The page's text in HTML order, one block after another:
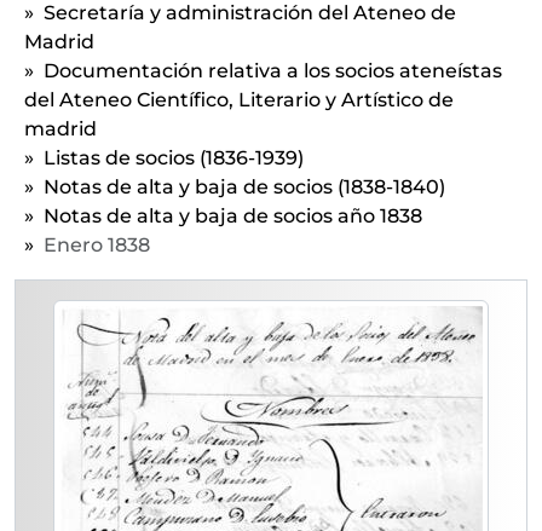
[Unidad documental simple] 01 - Enero 1838
[Unidad documental simple] 03 - Marzo 1838
[Unidad documental simple] 04 - Abril 1838
[Unidad documental simple] 06 - Junio 1838
[Unidad documental simple] 07 - Julio 1838
[Unidad documental simple] 08 - Agosto 1838
[Unidad documental simple] 10 - Octubre 1838
[Unidad documental simple] 11 - Noviembre 1838
[Unidad documental simple] 12 - Diciembre 1838
1839 - Notas de alta y baja de socios año 1839
1840 - Notas de alta y baja de socios año 1840
[Subserie] 02 - Listas de socios impresas (1836-1922)
[Unidad documental simple] 03 - Listado de socios anteriores a 1 de abril de 1939
[Serie] CORRESP - Correspondencia de la Secretaría del Ateneo de Madrid
[Primera división de fondo] ADMINISTRACIÓN - Gestión administrativa del Ateneo de Madrid
Secretaría y administración del Ateneo de
Madrid
Documentación relativa a los socios ateneístas
del Ateneo Científico, Literario y Artístico de
madrid
Listas de socios (1836-1939)
Notas de alta y baja de socios (1838-1840)
Notas de alta y baja de socios año 1838
Enero 1838